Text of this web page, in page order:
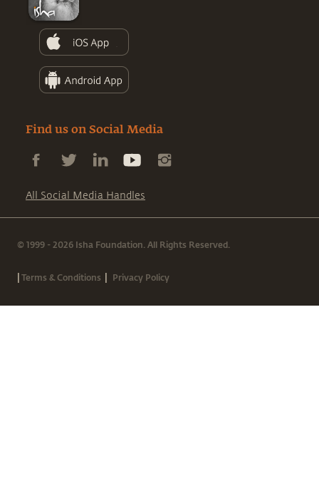
Find us on Social Media
All Social Media Handles
© 1999 - 2026 Isha Foundation. All Rights Reserved.
|Terms & Conditions | Privacy Policy